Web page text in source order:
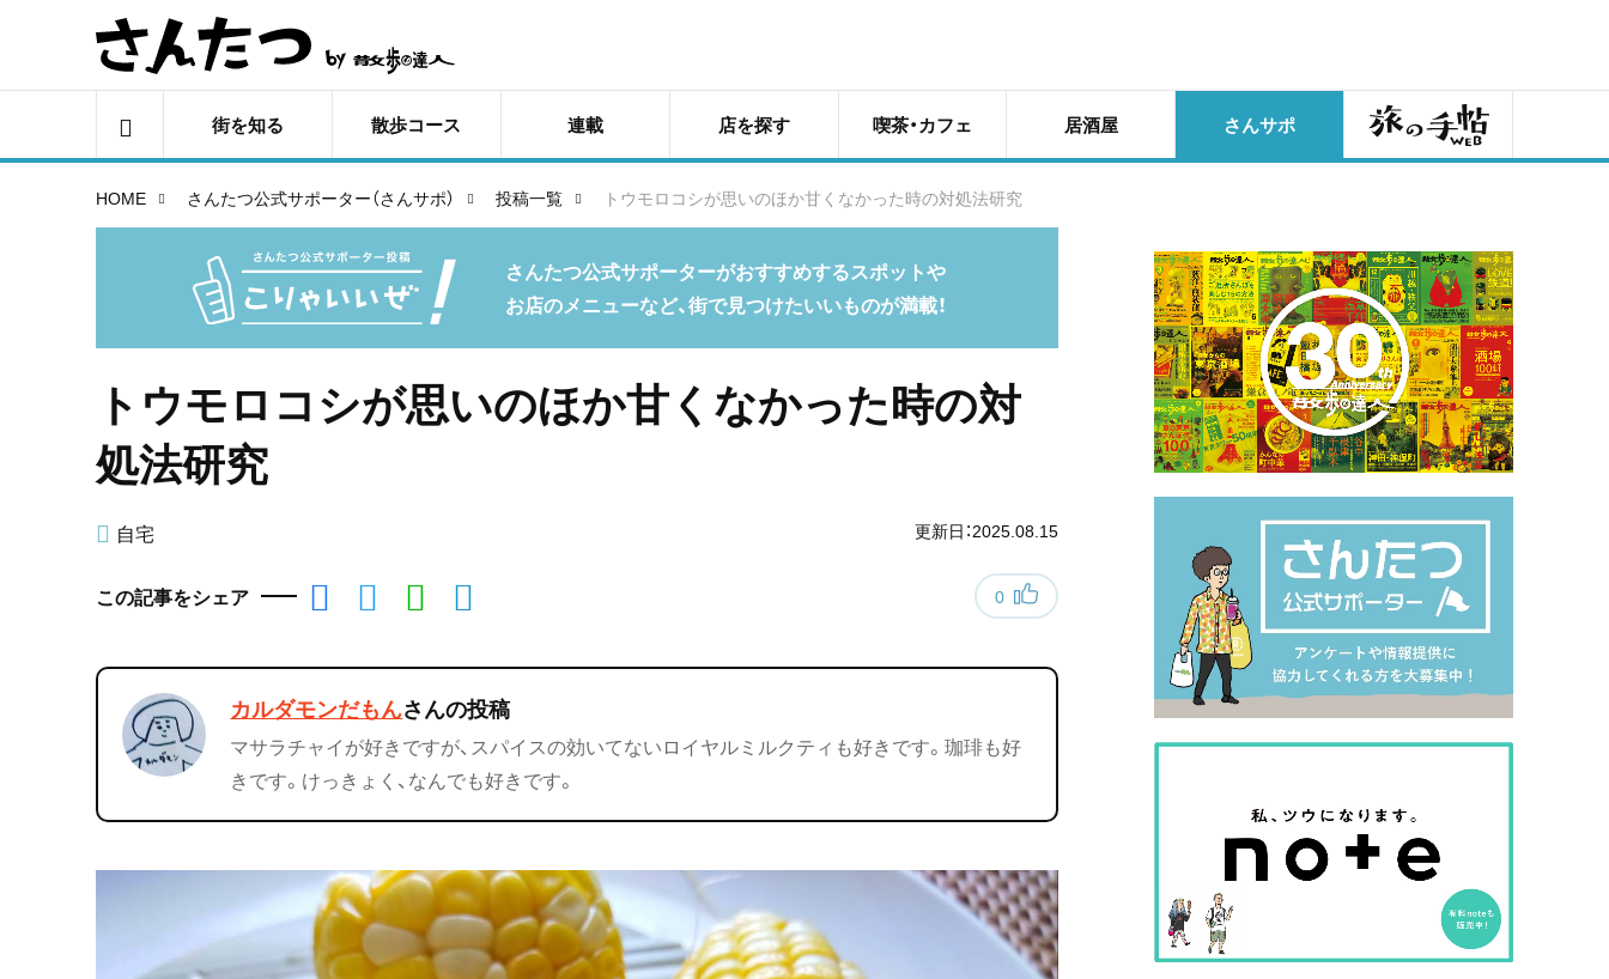
街を知る 散歩コース 連載 店を探す 喫茶・カフェ 居酒屋 さんサポ 旅の手帖
HOME さんたつ公式サポーター（さんサポ） 投稿一覧 トウモロコシが思いのほか甘くなかった時の対処法研究
さんたつ公式サポーターがおすすめするスポットや
お店のメニューなど、街で見つけたいいものが満載！
トウモロコシが思いのほか甘くなかった時の対
処法研究
自宅 更新日：2025.08.15
この記事をシェア 0
カルダモンだもんさんの投稿
マサラチャイが好きですが、スパイスの効いてないロイヤルミルクティも好きです。珈琲も好
きです。けっきょく、なんでも好きです。